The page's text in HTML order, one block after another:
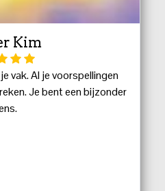
Kim
vak. Al je voorspellingen
Je bent een bijzonder